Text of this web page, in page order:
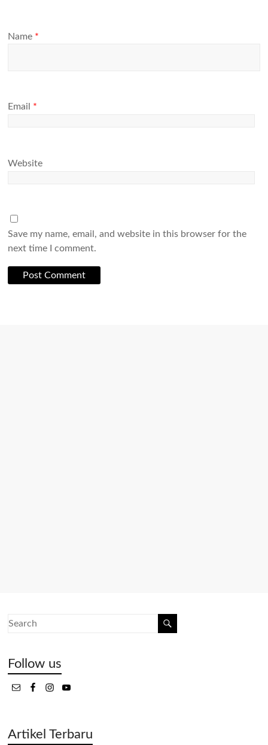
Name *
Email *
Website
Save my name, email, and website in this browser for the
next time I comment.
Follow us
Artikel Terbaru